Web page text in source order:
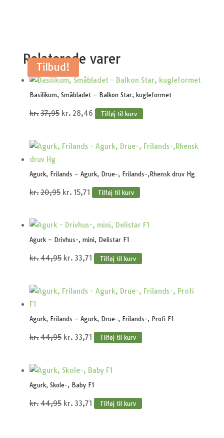
Relaterede varer
Tilbud!
Basilikum, Småbladet – Balkon Star, kugleformet
kr.37,95 Den
var:
kr. 28,46Den
er:
Tilføj til kurv
Tilbud!
Agurk, Frilands – Agurk, Drue-, Frilands-,Rhensk druv Hg
kr.20,95 Den
kr.20,95.
kr. 15,71Den
er:
kr.15,71.
Tilføj til kurv
Tilbud!
Agurk – Drivhus-, mini, Delistar F1
kr.44,95 Den
kr. 33,71Den
er:
Tilføj til kurv
Tilbud!
Agurk, Frilands – Agurk, Drue-, Frilands-, Profi F1
kr.44,95 Den
var:
kr.44,95.
kr. 33,71Den
er:
kr.33,71.
Tilføj til kurv
Tilbud!
Agurk, Skole-, Baby F1
kr.44,95 Den
kr. 33,71DenTilføj til kurv